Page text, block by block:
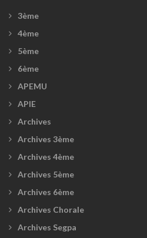
3ème
4ème
5ème
6ème
APEMU
APIE
Archives
Archives 3ème
Archives 4ème
Archives 5ème
Archives 6ème
Archives Chorale
Archives Segpa